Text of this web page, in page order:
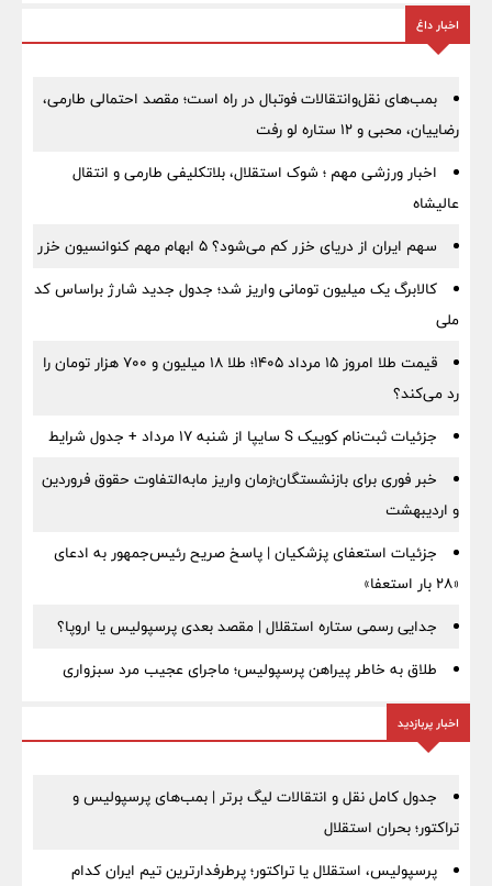
اخبار داغ
بمب‌های نقل‌وانتقالات فوتبال در راه است؛ مقصد احتمالی طارمی،
رضاییان، محبی و ۱۲ ستاره لو رفت
اخبار ورزشی مهم ؛ شوک استقلال، بلاتکلیفی طارمی و انتقال
عالیشاه
سهم ایران از دریای خزر کم می‌شود؟ ۵ ابهام مهم کنوانسیون خزر
کالابرگ یک میلیون تومانی واریز شد؛ جدول جدید شارژ براساس کد
ملی
قیمت طلا امروز ۱۵ مرداد ۱۴۰۵؛ طلا ۱۸ میلیون و ۷۰۰ هزار تومان را
رد می‌کند؟
جزئیات ثبت‌نام کوییک S سایپا از شنبه ۱۷ مرداد + جدول شرایط
خبر فوری برای بازنشستگان؛زمان واریز مابه‌التفاوت حقوق فروردین
و اردیبهشت
جزئیات استعفای پزشکیان | پاسخ صریح رئیس‌جمهور به ادعای
«۲۸ بار استعفا»
جدایی رسمی ستاره استقلال | مقصد بعدی پرسپولیس یا اروپا؟
طلاق به خاطر پیراهن پرسپولیس؛ ماجرای عجیب مرد سبزواری
اخبار پربازدید
جدول کامل نقل و انتقالات لیگ برتر | بمب‌های پرسپولیس و
تراکتور؛ بحران استقلال
پرسپولیس، استقلال یا تراکتور؛ پرطرفدارترین تیم ایران کدام